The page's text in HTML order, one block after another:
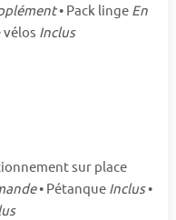
• Pack linge En
vélos Inclus
sur place
• Pétanque Inclus•